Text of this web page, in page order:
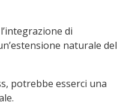
di
naturale
potrebbe esserci una